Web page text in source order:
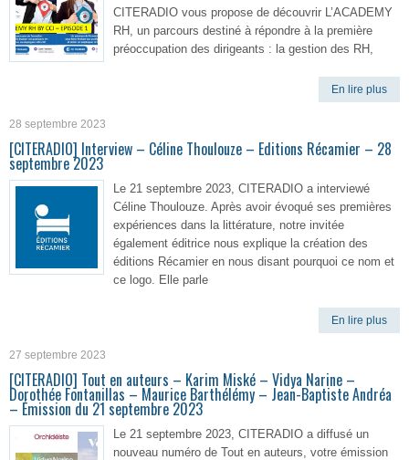
CITERADIO vous propose de découvrir L’ACADEMY
RH, un parcours destiné à répondre à la première
préoccupation des dirigeants : la gestion des RH,
En lire plus
28 septembre 2023
[CITERADIO] Interview – Céline Thoulouze – Editions Récamier – 28
septembre 2023
Le 21 septembre 2023, CITERADIO a interviewé
Céline Thoulouze. Après avoir évoqué ses premières
expériences dans la littérature, notre invitée
également éditrice nous explique la création des
éditions Récamier en nous disant pourquoi ce nom et
ce logo. Elle parle
En lire plus
27 septembre 2023
[CITERADIO] Tout en auteurs – Karim Miské – Vidya Narine –
Dorothée Fontanillas – Maurice Barthélémy – Jean-Baptiste Andréa
– Émission du 21 septembre 2023
Le 21 septembre 2023, CITERADIO a diffusé un
nouveau numéro de Tout en auteurs, votre émission